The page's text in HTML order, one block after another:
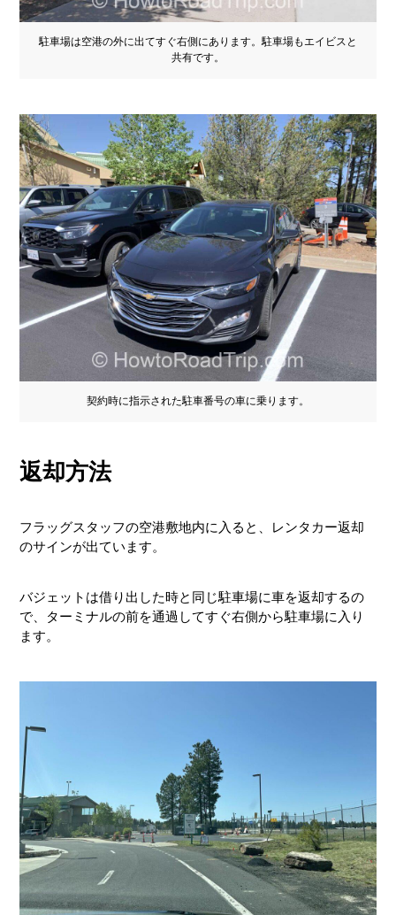
駐車場は空港の外に出てすぐ右側にあります。駐車場もエイビスと
共有です。
契約時に指示された駐車番号の車に乗ります。
返却方法
フラッグスタッフの空港敷地内に入ると、レンタカー返却
のサインが出ています。
バジェットは借り出した時と同じ駐車場に車を返却するの
で、ターミナルの前を通過してすぐ右側から駐車場に入り
ます。